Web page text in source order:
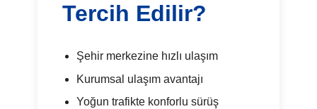
Tercih Edilir?
Şehir merkezine hızlı ulaşım
Kurumsal ulaşım avantajı
Yoğun trafikte konforlu sürüş